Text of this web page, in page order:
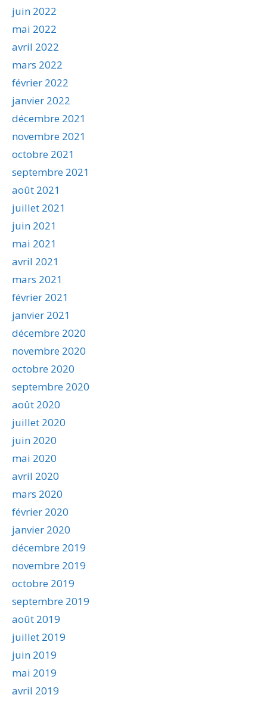
juin 2022
mai 2022
avril 2022
mars 2022
février 2022
janvier 2022
décembre 2021
novembre 2021
octobre 2021
septembre 2021
août 2021
juillet 2021
juin 2021
mai 2021
avril 2021
mars 2021
février 2021
janvier 2021
décembre 2020
novembre 2020
octobre 2020
septembre 2020
août 2020
juillet 2020
juin 2020
mai 2020
avril 2020
mars 2020
février 2020
janvier 2020
décembre 2019
novembre 2019
octobre 2019
septembre 2019
août 2019
juillet 2019
juin 2019
mai 2019
avril 2019